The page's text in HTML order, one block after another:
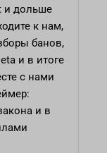
и дольше
к нам,
банов,
и в итоге
с нами
и в